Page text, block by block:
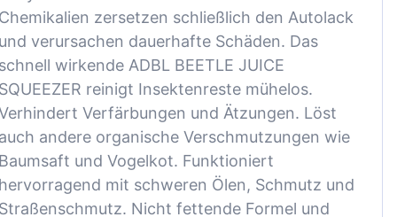
Slovenčina
zersetzen schließlich den Autolack
verursachen dauerhafte Schäden. Das
wirkende ADBL BEETLE JUICE
reinigt Insektenreste mühelos.
Verfärbungen und Ätzungen. Löst
andere organische Verschmutzungen wie
und Vogelkot. Funktioniert
mit schweren Ölen, Schmutz und
Nicht fettende Formel und